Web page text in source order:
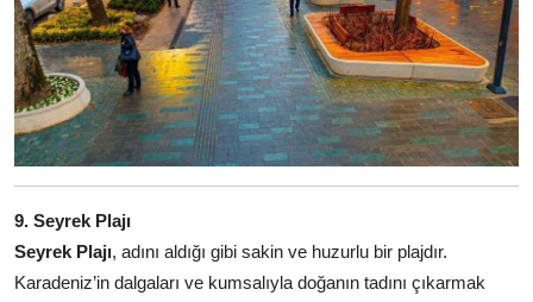
9. Seyrek Plajı
Seyrek Plajı, adını aldığı gibi sakin ve huzurlu bir plajdır.
Karadeniz’in dalgaları ve kumsalıyla doğanın tadını çıkarmak